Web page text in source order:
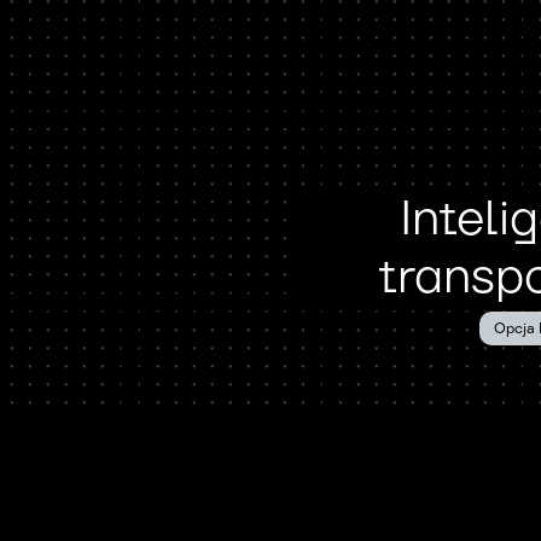
Opcja